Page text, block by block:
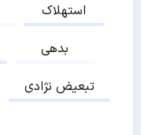
استهلاک
بدهی
تبعیض نژادی